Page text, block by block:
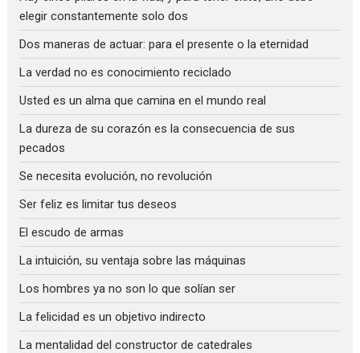
elegir constantemente solo dos
Dos maneras de actuar: para el presente o la eternidad
La verdad no es conocimiento reciclado
Usted es un alma que camina en el mundo real
La dureza de su corazón es la consecuencia de sus
pecados
Se necesita evolución, no revolución
Ser feliz es limitar tus deseos
El escudo de armas
La intuición, su ventaja sobre las máquinas
Los hombres ya no son lo que solían ser
La felicidad es un objetivo indirecto
La mentalidad del constructor de catedrales